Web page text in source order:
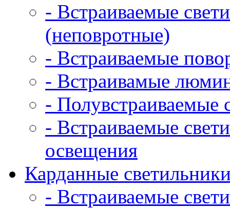
- Встраиваемые
(неповротные)
- Встраиваемые
- Встраивамые
- Полувстраиваемые
- Встраиваемые
освещения
Карданные
- Встраиваемые